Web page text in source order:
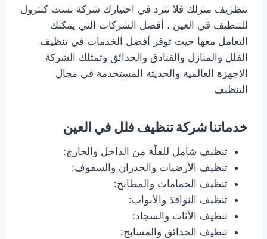
تنظزيف منزلك فلا تترد في احتيارك شركة بست كنترول
للتنظيف في العين ، أفضل الشركات التي يمكنك
التعامل معها حيث توفر أفضل الخدمات في تنظيف
الفلل والمنازل والفنادق والحدائق وتمتلك الشركة
الاجهزة العالمية والحديثة المستخدمة في مجال
التنظيف
خدماتنا شركة تنظيف فلل في العين
تنظيف شامل للفلّة من الداخل والخارج:
تنظيف الأرضيات والجدران والسقوف:
تنظيف الحمامات والمطابخ:
تنظيف النوافذ والأبواب:
تنظيف الأثاث والسجاد:
تنظيف الحدائق والمسابح: